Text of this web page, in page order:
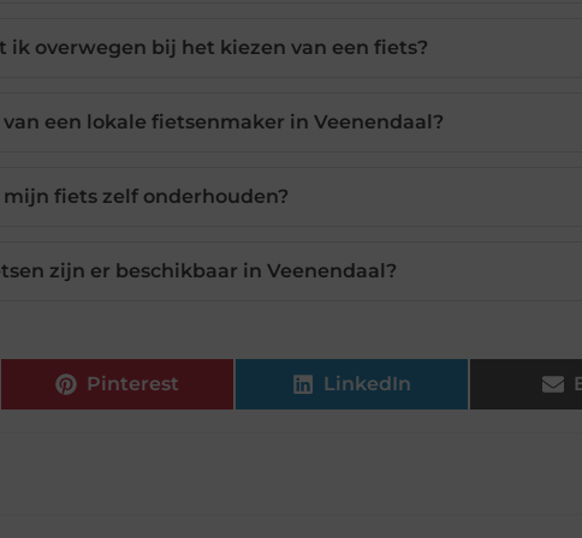
ik overwegen bij het kiezen van een fiets?
een lokale fietsenmaker in Veenendaal?
mijn fiets zelf onderhouden?
zijn er beschikbaar in Veenendaal?
Pinterest LinkedIn